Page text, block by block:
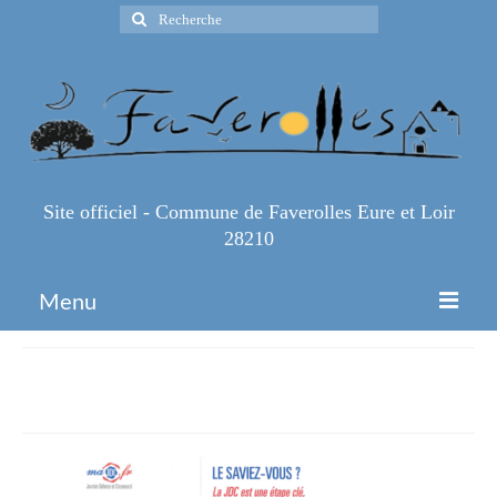
Rechercher
:
Site officiel - Commune de Faverolles Eure et Loir
28210
Menu